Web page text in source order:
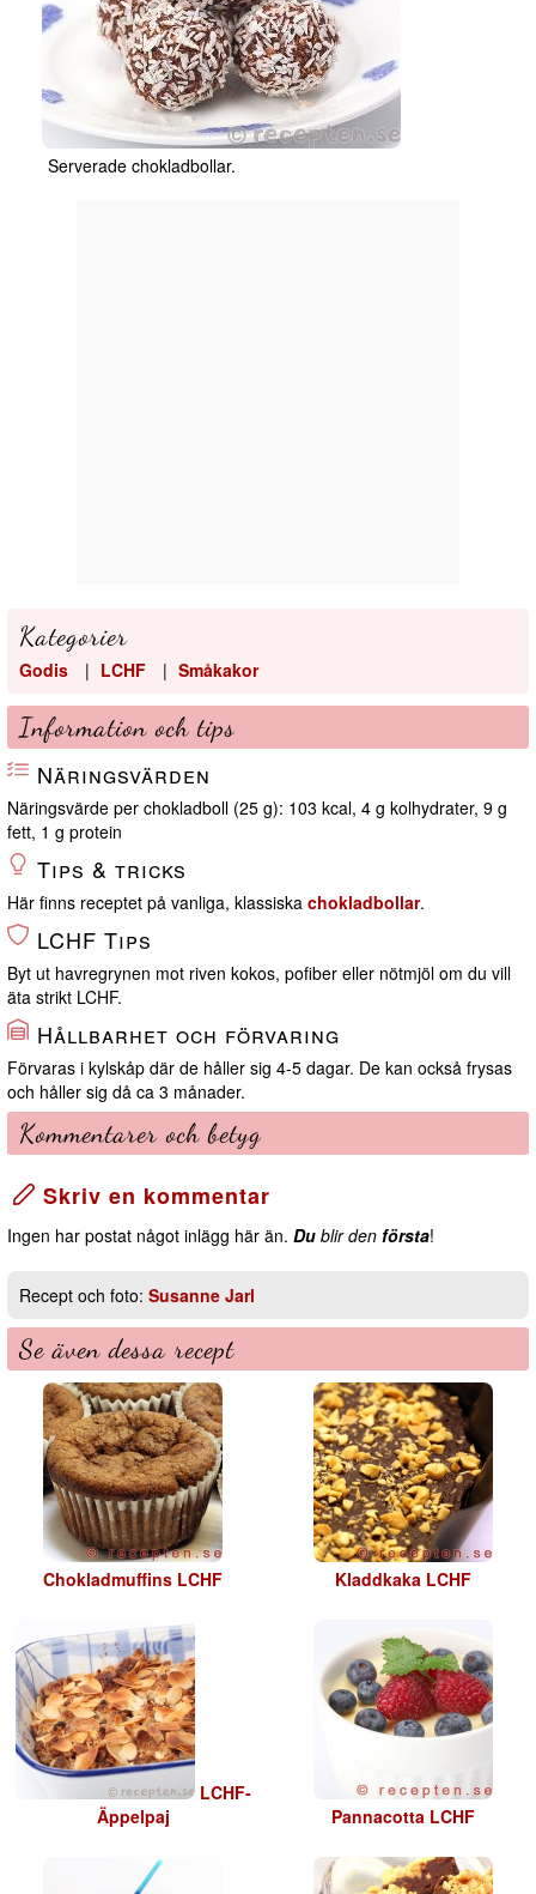
Serverade chokladbollar.
Kategorier
Godis | LCHF | Småkakor
Information och tips
Näringsvärden
Näringsvärde per chokladboll (25 g): 103 kcal, 4 g kolhydrater, 9 g
fett, 1 g protein
Tips & tricks
Här finns receptet på vanliga, klassiska chokladbollar.
LCHF Tips
Byt ut havregrynen mot riven kokos, pofiber eller nötmjöl om du vill
äta strikt LCHF.
Hållbarhet och förvaring
Förvaras i kylskåp där de håller sig 4-5 dagar. De kan också frysas
och håller sig då ca 3 månader.
Kommentarer och betyg
Skriv en kommentar
Ingen har postat något inlägg här än. Du blir den första!
Recept och foto: Susanne Jarl
Se även dessa recept
Chokladmuffins LCHF Kladdkaka LCHF
LCHF-
Äppelpaj
Pannacotta LCHF